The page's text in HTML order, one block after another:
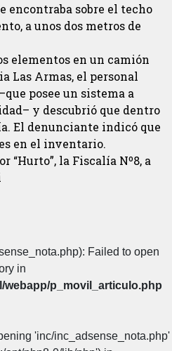
encontraba sobre el techo
a unos dos metros de
elementos en un camión
Las Armas, el personal
posee un sistema a
y descubrió que dentro
El denunciante indicó que
en el inventario.
“Hurto”, la Fiscalía Nº8, a
Failed to open
in
webapp/p_movil_articulo.php
'inc/inc_adsense_nota.php'